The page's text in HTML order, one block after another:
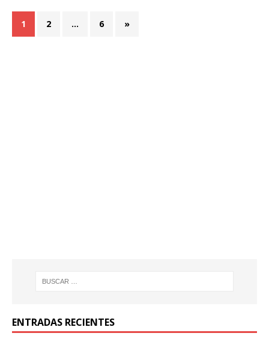
1 2 … 6 »
ENTRADAS RECIENTES